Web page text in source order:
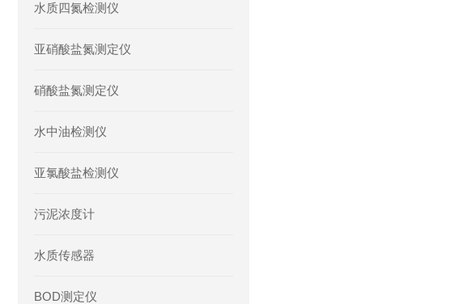
水质四氮检测仪
亚硝酸盐氮测定仪
硝酸盐氮测定仪
水中油检测仪
亚氯酸盐检测仪
污泥浓度计
水质传感器
BOD测定仪